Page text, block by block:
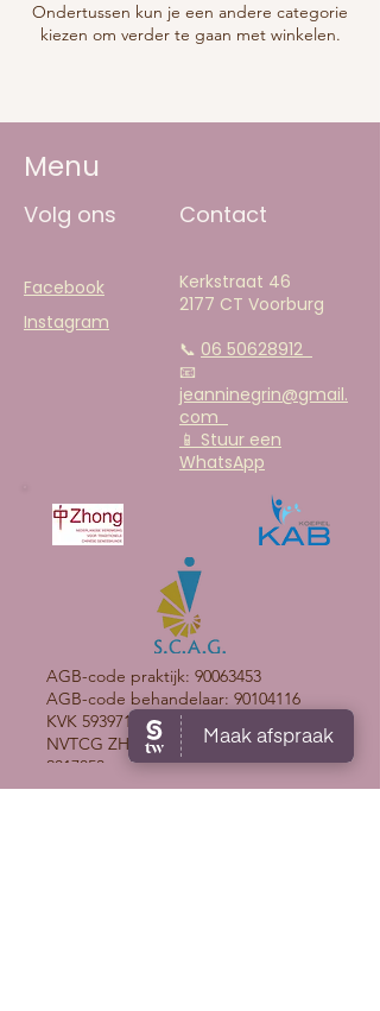
Ondertussen kun je een andere categorie
kiezen om verder te gaan met winkelen.
Menu
Volg ons Contact
Facebook
Instagram
Kerkstraat 46
2177 CT Voorburg
📞 06 50628912
📧
jeanninegrin@gmail.
com
📱 Stuur een
WhatsApp​
AGB-code praktijk: 90063453
AGB-code behandelaar: 90104116
KVK 59397195
NVTCG ZHONG lidmaatschap nr:
2017053